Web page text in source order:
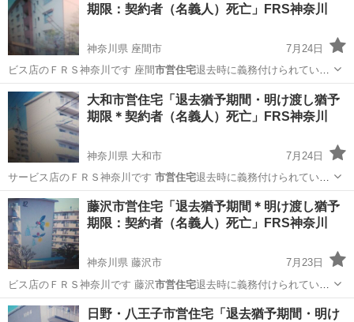
期限：契約者（名義人）死亡」FRS神奈川
神奈川県 座間市
7月24日
ビス店のＦＲＳ神奈川です 座間市営住宅退去時に義務付けられている
お部屋の原…
神奈川 座間市 便利屋
大和市営住宅「退去猶予期間・明け渡し猶予
期限＊契約者（名義人）死亡」FRS神奈川
神奈川県 大和市
7月24日
サービス店のＦＲＳ神奈川です 市営住宅退去時に義務付けられている
お部屋の原…
神奈川 大和市 便利屋
藤沢市営住宅「退去猶予期間＊明け渡し猶予
期限：契約者（名義人）死亡」FRS神奈川
神奈川県 藤沢市
7月23日
ビス店のＦＲＳ神奈川です 藤沢市営住宅退去時に義務付けられている
お部屋の原…
神奈川 藤沢市 リサイクルショップ 市営住宅
日野・八王子市営住宅「退去猶予期間・明け